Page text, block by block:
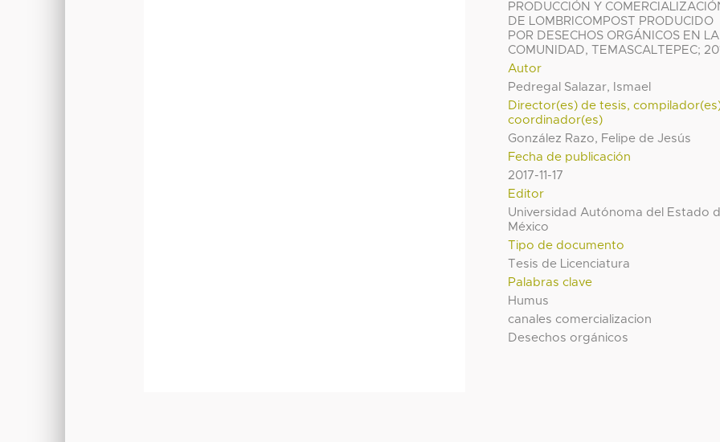
PRODUCCIÓN Y
DE LOMBRICOMPOST PRODUCIDO
POR DESECHOS ORGÁNICOS EN LA
COMUNIDAD, TEMASCALTEPEC;
Autor
Pedregal Salazar, Ismael
Director(es) de tesis,
coordinador(es)
González Razo, Felipe de Jesús
Fecha de publicación
2017-11-17
Editor
Universidad Autónoma del Estado
México
Tipo de documento
Tesis de Licenciatura
Palabras clave
Humus
canales comercializacion
Desechos orgánicos